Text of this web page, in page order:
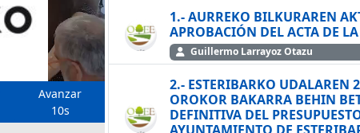
Avanzar
10s
1.- AURREKO BILKURAREN
Guillermo Larrayoz Otazu
2.- ESTERIBARKO UDALAREN
OROKOR BAKARRA BEHIN BETIKO ONARTZEA /// APROBACIÓN
DEFINITIVA DEL
AYUNTAMIENTO DE